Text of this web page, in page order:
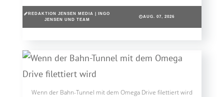
REDAKTION JENSEN MEDIA | INGO
JENSEN UND TEAM
AUG. 07, 2026
Wenn der Bahn-Tunnel mit dem Omega Drive filettiert wird